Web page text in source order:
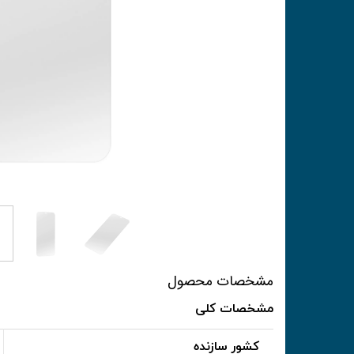
مشخصات محصول
مشخصات کلی
کشور سازنده